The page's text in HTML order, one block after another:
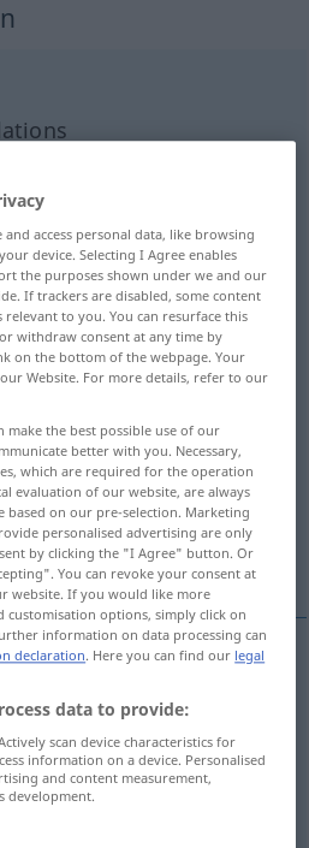
Entwurf,
Vorgehen
Vertikalebene
access personal data, like browsing
device. Selecting I Agree enables
the purposes shown under we and our
If trackers are disabled, some content
relevant to you. You can resurface this
withdraw consent at any time by
on the bottom of the webpage. Your
Website. For more details, refer to our
make the best possible use of our
better with you. Necessary,
which are required for the operation
evaluation of our website, are always
on our pre-selection. Marketing
personalised advertising are only
by clicking the "I Agree" button. Or
You can revoke your consent at
website. If you would like more
options, simply click on
information on data processing can
declaration. Here you can find our legal
data to provide:
scan device characteristics for
information on a device. Personalised
and content measurement,
development.